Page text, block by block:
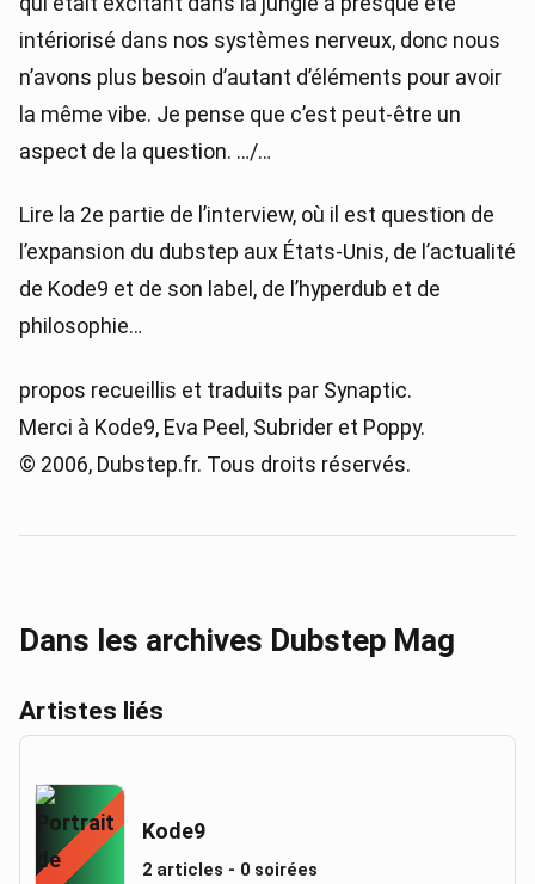
intériorisé dans nos systèmes nerveux, donc nous
n’avons plus besoin d’autant d’éléments pour avoir
la même vibe. Je pense que c’est peut-être un
aspect de la question. …/…
Lire la 2e partie de l’interview, où il est question de
l’expansion du dubstep aux États-Unis, de l’actualité
de Kode9 et de son label, de l’hyperdub et de
philosophie…
propos recueillis et traduits par Synaptic.
Merci à Kode9, Eva Peel, Subrider et Poppy.
© 2006, Dubstep.fr. Tous droits réservés.
Dans les archives Dubstep Mag
Artistes liés
Kode9
2 articles - 0 soirées